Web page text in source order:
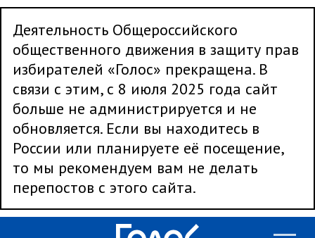
Деятельность Общероссийского
общественного движения в защиту прав
избирателей «Голос» прекращена. В
связи с этим, с 8 июля 2025 года сайт
больше не администрируется и не
обновляется. Если вы находитесь в
России или планируете её посещение,
то мы рекомендуем вам не делать
перепостов с этого сайта.